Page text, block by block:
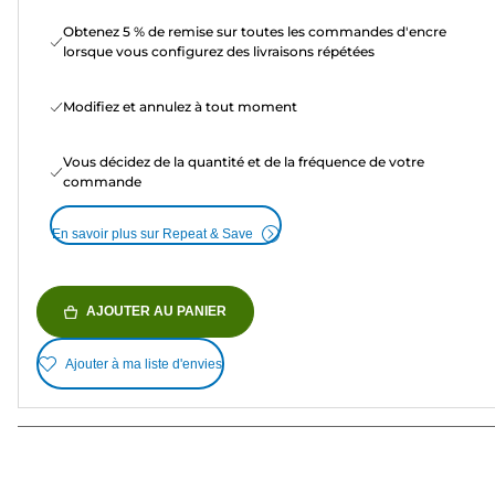
Obtenez 5 % de remise sur toutes les commandes d'encre
lorsque vous configurez des livraisons répétées
Modifiez et annulez à tout moment
Vous décidez de la quantité et de la fréquence de votre
commande
En savoir plus sur Repeat & Save
AJOUTER AU PANIER
Ajouter à ma liste d'envies